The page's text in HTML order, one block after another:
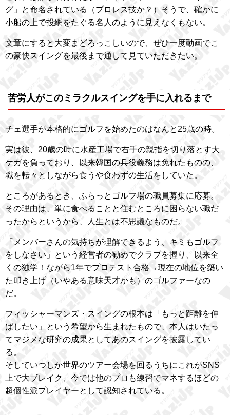
グ」と命名されている（プロレス技か？）そうで、確かに
小船の上で投網をたぐる名人のように見えなくもない。
文章にすると大変まどろっこしいので、ぜひ一度動画でこ
の豪快スイングを最後まで通して見ていただきたい。
苦労人がこのミラクルスイングを手に入れるまで
チェ選手が本格的にゴルフを始めたのはなんと25歳の時。
実は彼、20歳の時に水産工場で右手の親指を切り落とす大
ケガを負っており、以来韓国の兵役義務は免れたものの、
職を転々としながら食うや食わずの生活をしていた。
ところがあるとき、ふらっとゴルフ場の職員募集に応募。
その理由は、単に食べることと住むところに困らない職だ
ったからというから、人生とは不思議なものだ。
「メンバーさんの気持ちが理解できるよう、キミもゴルフ
をしなさい」という経営者の勧めでクラブを握り、以来全
くの独学！ながら1年でプロテスト合格→現在の地位を築い
た叩き上げ（いやある意味天才かも）のゴルファーなの
だ。
フィッシャーマンズ・スイングの根本は「もっと距離を伸
ばしたい」という希望から生まれたもので、本人はいたっ
てマジメな研究の成果としてあのスイングを披露してい
る。
そしていつしか世界のツアー会場を回るうちにこれがSNS
上で大ブレイク、今では他のプロも練習でマネするほどの
超個性派プレイヤーとして認知されている。